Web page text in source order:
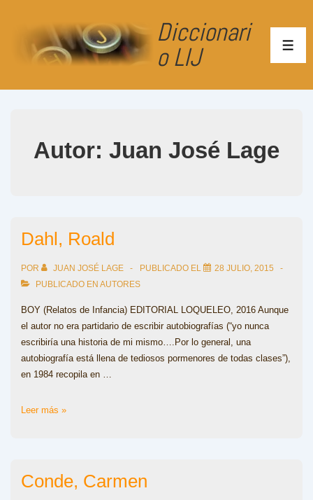
Diccionari
o LIJ
Autor: Juan José Lage
Dahl, Roald
POR JUAN JOSÉ LAGE PUBLICADO EL
28 JULIO, 2015
PUBLICADO EN AUTORES
BOY (Relatos de Infancia) EDITORIAL LOQUELEO, 2016 Aunque
el autor no era partidario de escribir autobiografías (“yo nunca
escribiría una historia de mi mismo….Por lo general, una
autobiografía está llena de tediosos pormenores de todas clases”),
en 1984 recopila en …
Dahl,
Leer más »
Conde, Carmen